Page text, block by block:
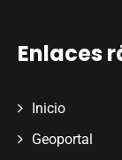
Enlaces
Inicio
Geoportal